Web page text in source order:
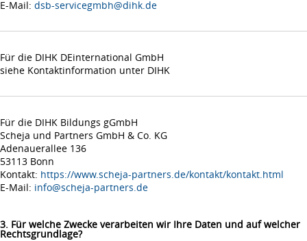
E-Mail: dsb-servicegmbh@dihk.de
Für die DIHK DEinternational GmbH
siehe Kontaktinformation unter DIHK
Für die DIHK Bildungs gGmbH
Scheja und Partners GmbH & Co. KG
Adenauerallee 136
53113 Bonn
Kontakt: https://www.scheja-partners.de/kontakt/kontakt.html
E-Mail: info@scheja-partners.de
3. Für welche Zwecke verarbeiten wir Ihre Daten und auf welcher
Rechtsgrundlage?